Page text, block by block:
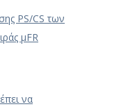
PS/CS των
μFR
να